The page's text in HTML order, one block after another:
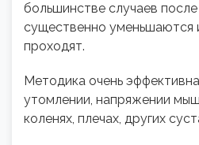
большинстве случаев
существенно уменьшаются
проходят.
Методика очень
утомлении, напряжении
коленях, плечах, других